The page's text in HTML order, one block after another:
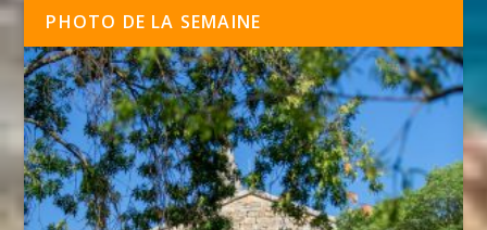
PHOTO DE LA SEMAINE